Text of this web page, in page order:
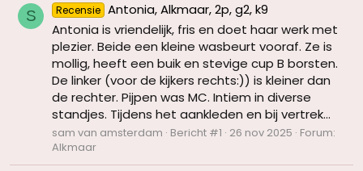
S Recensie Antonia, Alkmaar, 2p, g2, k9
Antonia is vriendelijk, fris en doet haar werk met
plezier. Beide een kleine wasbeurt vooraf. Ze is
mollig, heeft een buik en stevige cup B borsten.
De linker (voor de kijkers rechts:)) is kleiner dan
de rechter. Pijpen was MC. Intiem in diverse
standjes. Tijdens het aankleden en bij vertrek...
sam van amsterdam Bericht #1 26 nov 2025 Forum:
Alkmaar